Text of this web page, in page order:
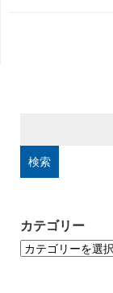
カテゴリー
カ